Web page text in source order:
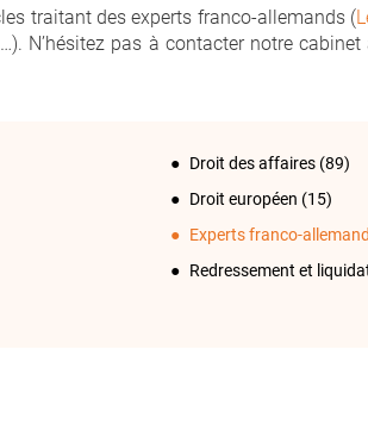
traitant des experts franco-allemands (
…). N’hésitez pas à contacter notre
Droit des affaires (89)
Droit européen (15)
Experts franco-
Redressement et